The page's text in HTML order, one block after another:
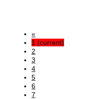
«
1 (current)
2
3
4
5
6
7